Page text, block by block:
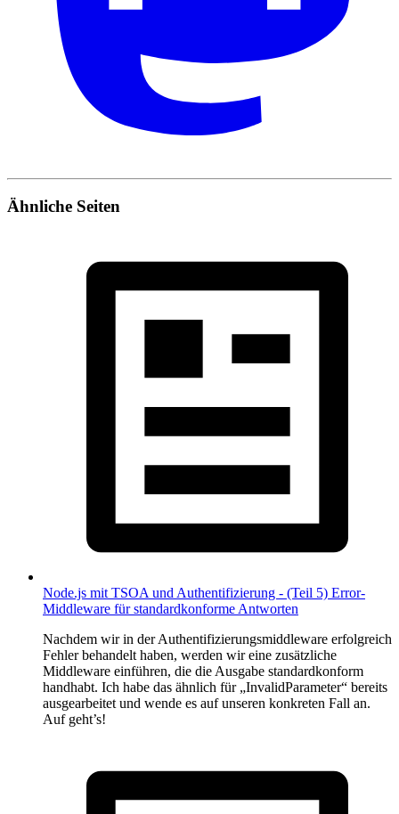
Ähnliche Seiten
Node.js mit TSOA und Authentifizierung - (Teil 5) Error-
Middleware für standardkonforme Antworten
Nachdem wir in der Authentifizierungsmiddleware erfolgreich
Fehler behandelt haben, werden wir eine zusätzliche
Middleware einführen, die die Ausgabe standardkonform
handhabt. Ich habe das ähnlich für „InvalidParameter“ bereits
ausgearbeitet und wende es auf unseren konkreten Fall an.
Auf geht’s!